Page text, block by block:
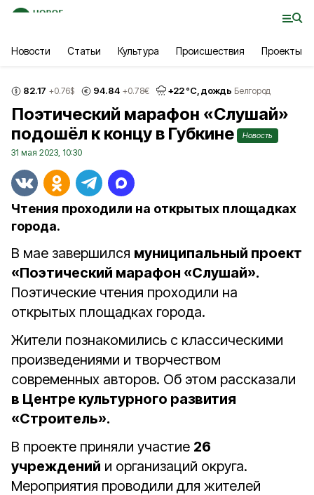
Новости Статьи Культура Происшествия Проекты
82.17 +0.76$ 94.84 +0.78€ +22°С, дождь Белгород
Поэтический марафон «Слушай»
подошёл к концу в Губкине
Новость
31 мая 2023, 10:30
Чтения проходили на открытых площадках
города.
В мае завершился муниципальный проект
«Поэтический марафон «Слушай».
Поэтические чтения проходили на
открытых площадках города.
Жители познакомились с классическими
произведениями и творчеством
современных авторов. Об этом рассказали
в Центре культурного развития
«Строитель».
В проекте приняли участие 26
учреждений и организаций округа.
Мероприятия проводили для жителей